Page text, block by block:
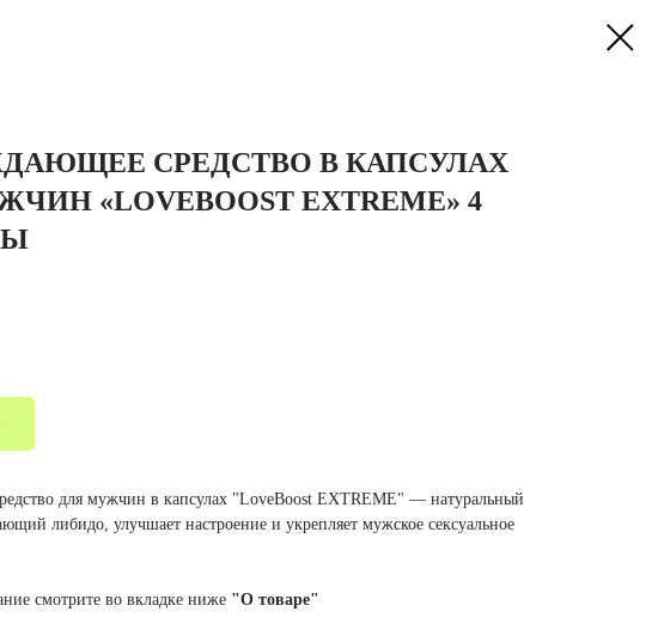
СРЕДСТВО В КАПСУЛАХ
«LOVEBOOST EXTREME» 4
для мужчин в капсулах "LoveBoost EXTREME" — натуральный
либидо, улучшает настроение и укрепляет мужское сексуальное
смотрите во вкладке ниже "О товаре"